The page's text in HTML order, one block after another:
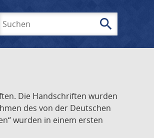
search
Die Handschriften wurden
des von der Deutschen
wurden in einem ersten